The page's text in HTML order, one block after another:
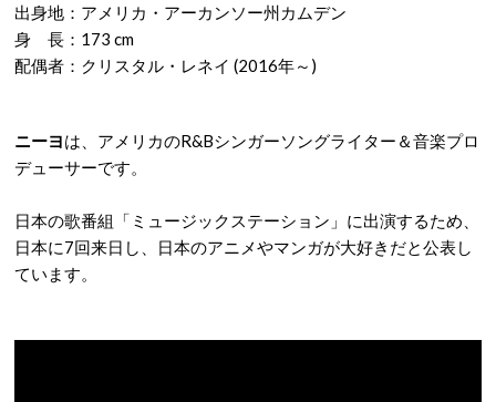
出身地：アメリカ・アーカンソー州カムデン
身 長：173 cm
配偶者：クリスタル・レネイ (2016年～)
ニーヨは、アメリカのR&Bシンガーソングライター＆音楽プロ
デューサーです。
日本の歌番組「ミュージックステーション」に出演するため、
日本に7回来日し、日本のアニメやマンガが大好きだと公表し
ています。